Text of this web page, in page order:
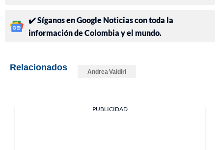
✔️ Síganos en Google Noticias con toda la
información de Colombia y el mundo.
Relacionados Andrea Valdiri
PUBLICIDAD